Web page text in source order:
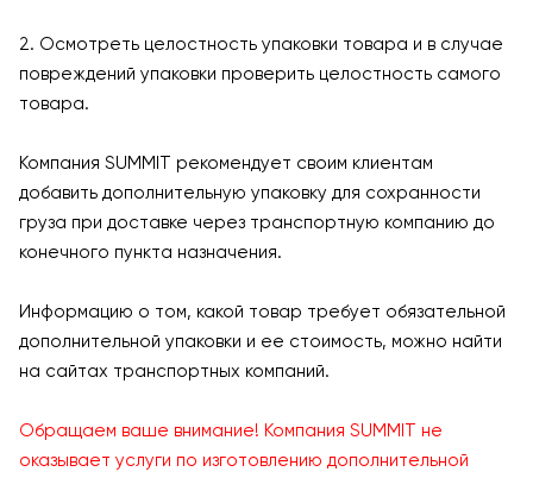
2. Осмотреть целостность упаковки товара и в случае
повреждений упаковки проверить целостность самого
товара.
Компания SUMMIT рекомендует своим клиентам
добавить дополнительную упаковку для сохранности
груза при доставке через транспортную компанию до
конечного пункта назначения.
Информацию о том, какой товар требует обязательной
дополнительной упаковки и ее стоимость, можно найти
на сайтах транспортных компаний.
Обращаем ваше внимание! Компания SUMMIT не
оказывает услуги по изготовлению дополнительной